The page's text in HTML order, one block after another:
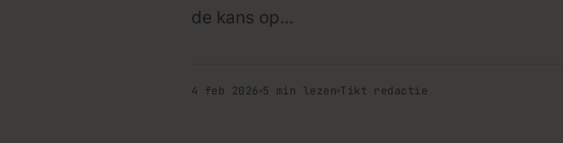
hoeft te worden.
de kans op...
4 feb 2026 5 min lezen Tikt redactie